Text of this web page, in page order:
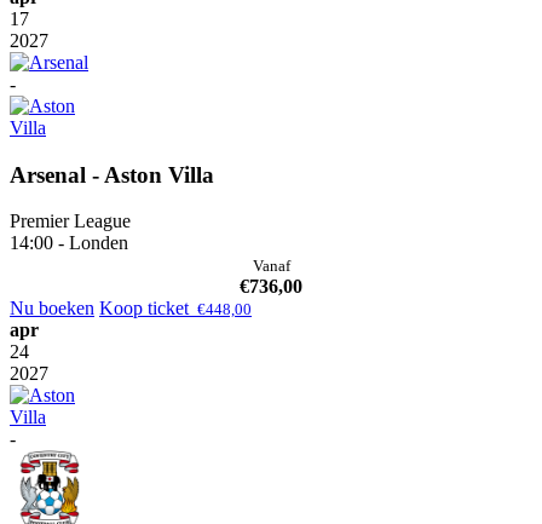
17
2027
-
Arsenal - Aston Villa
Premier League
14:00 - Londen
Vanaf
€736,00
Nu boeken Koop ticket €448,00
apr
24
2027
-